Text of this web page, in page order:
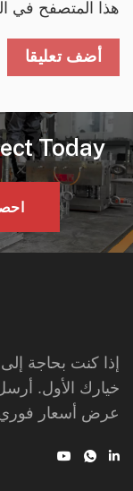
هذا المتصفح في
Today
إذا كنت بحاجة
خيارك الأول.
عرض أسعار فوري